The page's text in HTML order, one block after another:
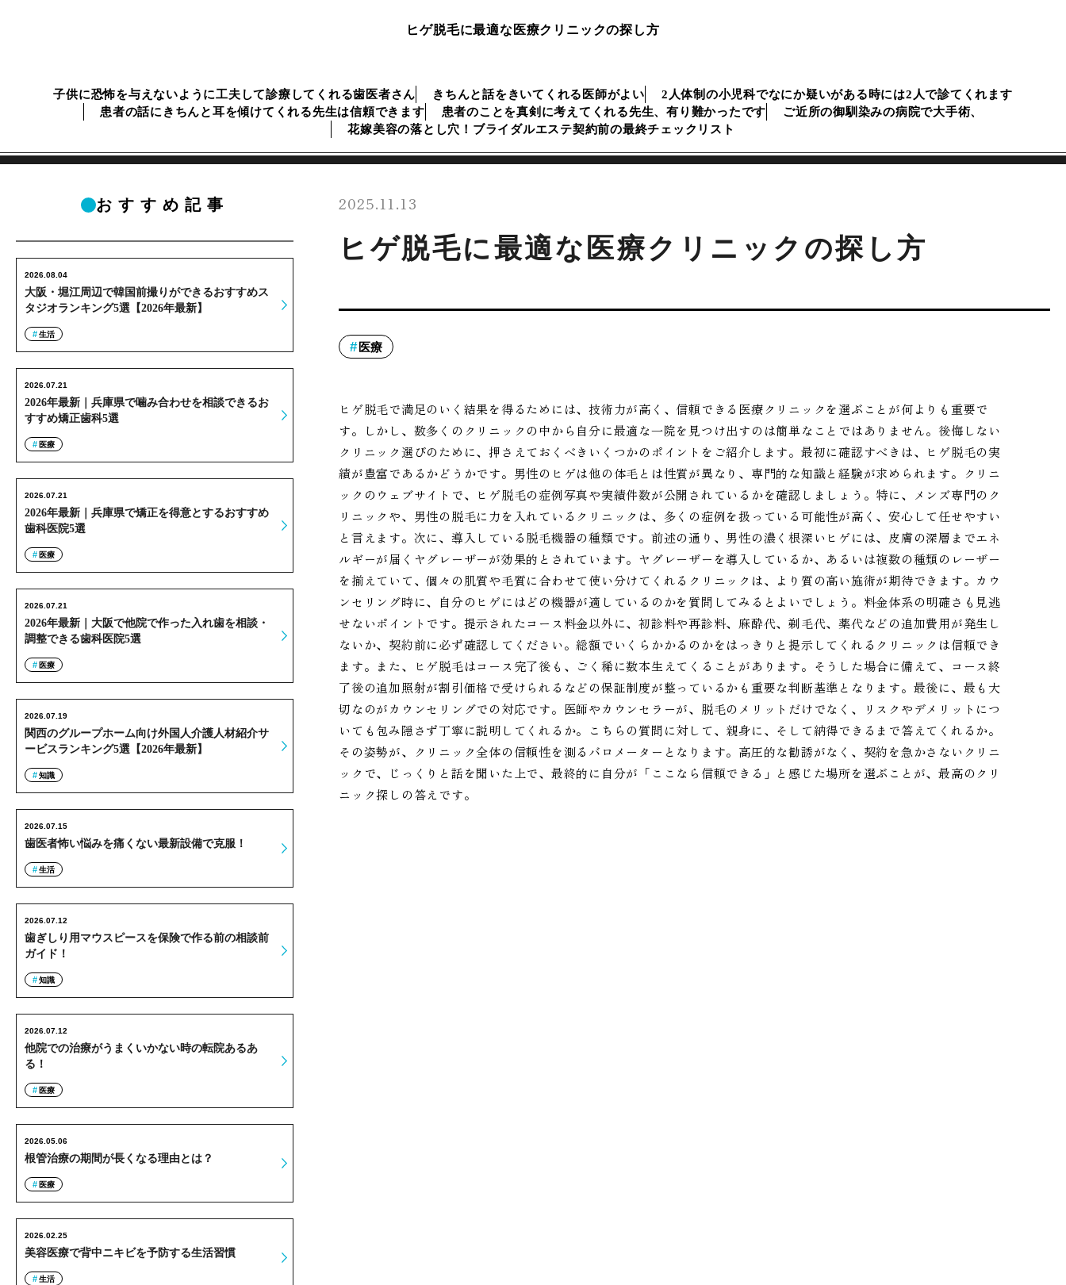
ヒゲ脱毛に最適な医療クリニックの探し方
子供に恐怖を与えないように工夫して診療してくれる歯医者さん きちんと話をきいてくれる医師がよい
2人体制の小児科でなにか疑いがある時には2人で診てくれます
患者の話にきちんと耳を傾けてくれる先生は信頼できます
患者のことを真剣に考えてくれる先生、有り難かったです
ご近所の御馴染みの病院で大手術、
花嫁美容の落とし穴！ブライダルエステ契約前の最終チェックリスト
2025.11.13
ヒゲ脱毛に最適な医療クリニックの探し方
医療
ヒゲ脱毛で満足のいく結果を得るためには、技術力が高く、信頼できる医療クリニックを選ぶことが何よりも重要で
す。しかし、数多くのクリニックの中から自分に最適な一院を見つけ出すのは簡単なことではありません。後悔しない
クリニック選びのために、押さえておくべきいくつかのポイントをご紹介します。最初に確認すべきは、ヒゲ脱毛の実
績が豊富であるかどうかです。男性のヒゲは他の体毛とは性質が異なり、専門的な知識と経験が求められます。クリニ
ックのウェブサイトで、ヒゲ脱毛の症例写真や実績件数が公開されているかを確認しましょう。特に、メンズ専門のク
リニックや、男性の脱毛に力を入れているクリニックは、多くの症例を扱っている可能性が高く、安心して任せやすい
と言えます。次に、導入している脱毛機器の種類です。前述の通り、男性の濃く根深いヒゲには、皮膚の深層までエネ
ルギーが届くヤグレーザーが効果的とされています。ヤグレーザーを導入しているか、あるいは複数の種類のレーザー
を揃えていて、個々の肌質や毛質に合わせて使い分けてくれるクリニックは、より質の高い施術が期待できます。カウ
ンセリング時に、自分のヒゲにはどの機器が適しているのかを質問してみるとよいでしょう。料金体系の明確さも見逃
せないポイントです。提示されたコース料金以外に、初診料や再診料、麻酔代、剃毛代、薬代などの追加費用が発生し
ないか、契約前に必ず確認してください。総額でいくらかかるのかをはっきりと提示してくれるクリニックは信頼でき
ます。また、ヒゲ脱毛はコース完了後も、ごく稀に数本生えてくることがあります。そうした場合に備えて、コース終
了後の追加照射が割引価格で受けられるなどの保証制度が整っているかも重要な判断基準となります。最後に、最も大
切なのがカウンセリングでの対応です。医師やカウンセラーが、脱毛のメリットだけでなく、リスクやデメリットにつ
いても包み隠さず丁寧に説明してくれるか。こちらの質問に対して、親身に、そして納得できるまで答えてくれるか。
その姿勢が、クリニック全体の信頼性を測るバロメーターとなります。高圧的な勧誘がなく、契約を急かさないクリニ
ックで、じっくりと話を聞いた上で、最終的に自分が「ここなら信頼できる」と感じた場所を選ぶことが、最高のクリ
ニック探しの答えです。
おすすめ記事
大阪・堀江周辺で韓国前撮りができるおすすめス
タジオランキング5選【2026年最新】
2026.08.04
生活
2026年最新｜兵庫県で噛み合わせを相談できるお
すすめ矯正歯科5選
2026.07.21
医療
2026年最新｜兵庫県で矯正を得意とするおすすめ
歯科医院5選
2026.07.21
医療
2026年最新｜大阪で他院で作った入れ歯を相談・
調整できる歯科医院5選
2026.07.21
医療
関西のグループホーム向け外国人介護人材紹介サ
ービスランキング5選【2026年最新】
2026.07.19
知識
歯医者怖い悩みを痛くない最新設備で克服！
2026.07.15
生活
歯ぎしり用マウスピースを保険で作る前の相談前
ガイド！
2026.07.12
知識
他院での治療がうまくいかない時の転院あるあ
る！
2026.07.12
医療
根管治療の期間が長くなる理由とは？
2026.05.06
医療
美容医療で背中ニキビを予防する生活習慣
2026.02.25
生活